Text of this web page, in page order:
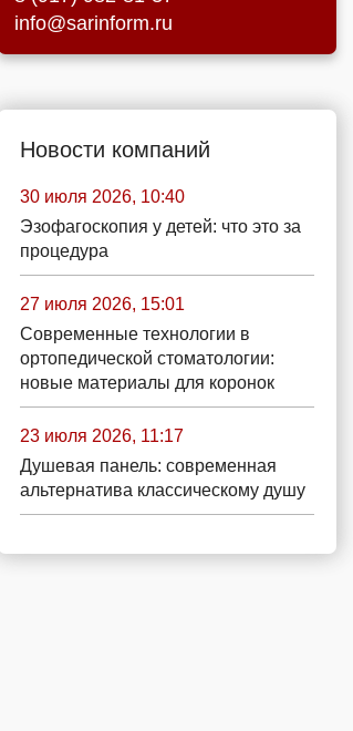
info@sarinform.ru
Новости компаний
30 июля 2026, 10:40
Эзофагоскопия у детей: что это за
процедура
27 июля 2026, 15:01
Современные технологии в
ортопедической стоматологии:
новые материалы для коронок
23 июля 2026, 11:17
Душевая панель: современная
альтернатива классическому душу